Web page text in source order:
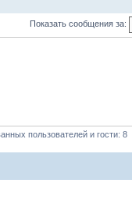
Показать сообщения за:
пользователей и гости: 8